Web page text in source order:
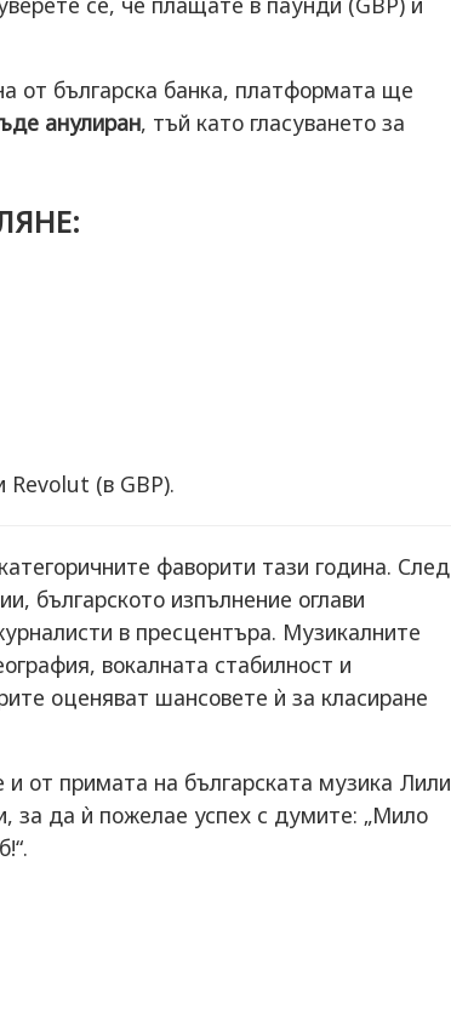
от българска банка, платформата ще
анулиран, тъй като гласуването за
Revolut (в GBP).
фаворити тази година. След
българското изпълнение оглави
в пресцентъра. Музикалните
вокалната стабилност и
оценяват шансовете ѝ за класиране
от примата на българската музика Лили
за да ѝ пожелае успех с думите: „Мило